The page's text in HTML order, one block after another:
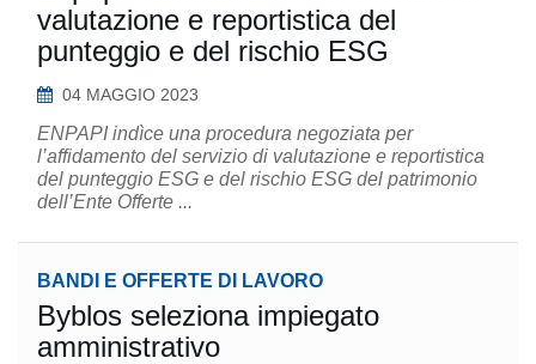
valutazione e reportistica del
punteggio e del rischio ESG
04 MAGGIO 2023
ENPAPI indìce una procedura negoziata per
l’affidamento del servizio di valutazione e reportistica
del punteggio ESG e del rischio ESG del patrimonio
dell’Ente Offerte ...
BANDI E OFFERTE DI LAVORO
Byblos seleziona impiegato
amministrativo